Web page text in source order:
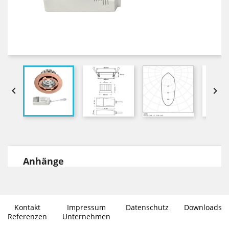
 
Anhänge
Photometrische Daten im .ies
Dateiformat
Kontakt Impressum Datenschutz
Downloads
Referenzen
Unternehmen